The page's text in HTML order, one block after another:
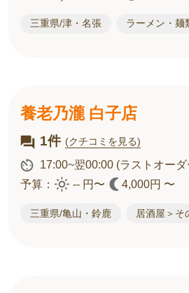
三重県/津・名張 ラーメン・麺
養老乃瀧 白子店
1件 (クチコミを見る)
17:00~翌00:00 (ラストオー
予算：
-- 円〜 4,000円 〜
三重県/亀山・鈴鹿 居酒屋＞そ